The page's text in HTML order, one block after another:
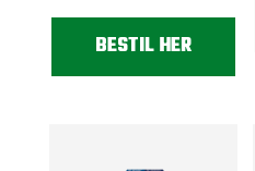
BESTIL HER